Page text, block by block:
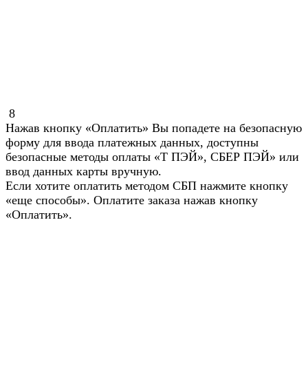
8
Нажав кнопку «Оплатить» Вы попадете на безопасную
форму для ввода платежных данных, доступны
безопасные методы оплаты «Т ПЭЙ», СБЕР ПЭЙ» или
ввод данных карты вручную.
Если хотите оплатить методом СБП нажмите кнопку
«еще способы». Оплатите заказа нажав кнопку
«Оплатить».